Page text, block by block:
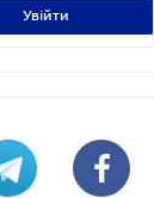
увійти